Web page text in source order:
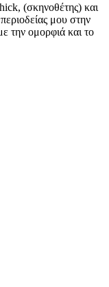
(σκηνοθέτης) και
μου στην
την ομορφιά και το